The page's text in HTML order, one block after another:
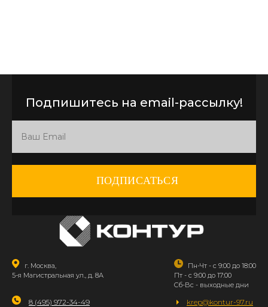
Подпишитесь на email-рассылку!
ПОДПИСАТЬСЯ
г. Москва,
5-я Магистральная ул., д. 8А
Пн-Чт - с 9:00 до 18:00
Пт - с 9:00 до 17:00
Сб-Вс - выходные дни
8 (495) 972-34-49 krep@kontur-97.ru